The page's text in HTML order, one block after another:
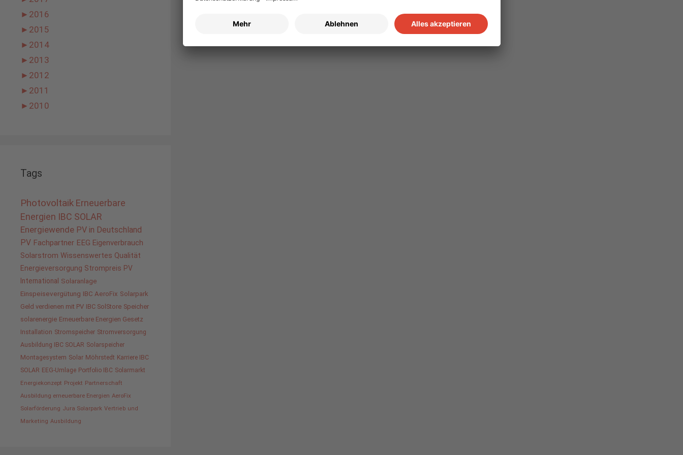
► 2016
► 2015
► 2014
► 2013
► 2012
► 2011
► 2010
Tags
Photovoltaik Erneuerbare
Energien IBC SOLAR
Energiewende PV in Deutschland
PV Fachpartner EEG Eigenverbrauch
Solarstrom Wissenswertes Qualität
Energieversorgung Strompreis PV
International Solaranlage
Einspeisevergütung IBC AeroFix Solarpark
Geld verdienen mit PV IBC SolStore Speicher
solarenergie Erneuerbare Energien Gesetz
Installation Stromspeicher Stromversorgung
Ausbildung IBC SOLAR Solarspeicher
Montagesystem Solar Möhrstedt Karriere IBC
SOLAR EEG-Umlage Portfolio IBC Solarmarkt
Energiekonzept Projekt Partnerschaft
Ausbildung erneuerbare Energien AeroFix
Solarförderung Jura Solarpark Vertrieb und
Marketing Ausbildung